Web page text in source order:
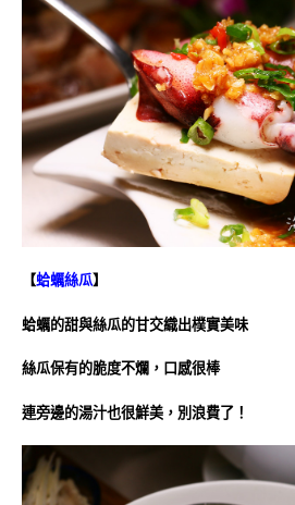
【蛤蠣絲瓜】
蛤蠣的甜與絲瓜的甘交織出樸實美味
絲瓜保有的脆度不爛，口感很棒
連旁邊的湯汁也很鮮美，別浪費了！